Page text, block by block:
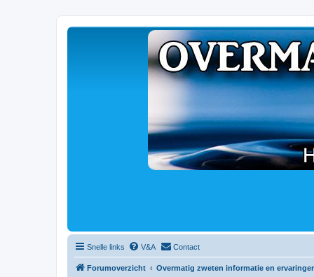
Snelle links V&A Contact
Forumoverzicht Overmatig zweten informatie en